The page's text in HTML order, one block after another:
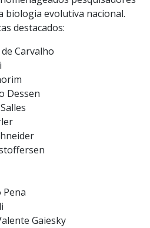
biologia evolutiva nacional.
destacados:
Carvalho
Dessen
Pena
Gaiesky